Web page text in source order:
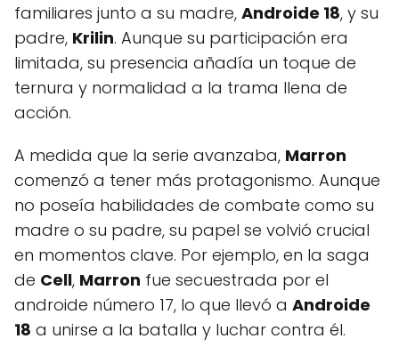
familiares junto a su madre, Androide 18, y su
padre, Krilin. Aunque su participación era
limitada, su presencia añadía un toque de
ternura y normalidad a la trama llena de
acción.
A medida que la serie avanzaba, Marron
comenzó a tener más protagonismo. Aunque
no poseía habilidades de combate como su
madre o su padre, su papel se volvió crucial
en momentos clave. Por ejemplo, en la saga
de Cell, Marron fue secuestrada por el
androide número 17, lo que llevó a Androide
18 a unirse a la batalla y luchar contra él.